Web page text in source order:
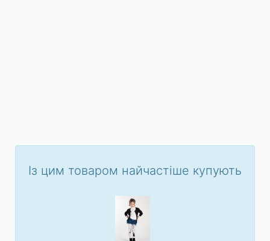
Із цим товаром найчастіше купують